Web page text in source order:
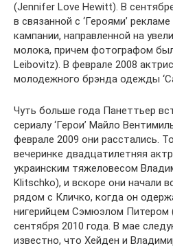
(Jennifer Love Hewitt). В
в связанной с ‘Героями’
кампании, направленной на
молока, причем фотографом
Leibovitz). В феврале 2008
молодежного брэнда одежды
Чуть больше года Панеттьер
сериалу ‘Герои’ Майло
феврале 2009 они расстались.
вечеринке двадцатилетняя
украинским тяжеловесом
Klitschko), и вскоре они начали
рядом с Кличко, когда он
нигерийцем Сэмюэлом Питером
сентября 2010 года. В мае
известно, что Хейден и